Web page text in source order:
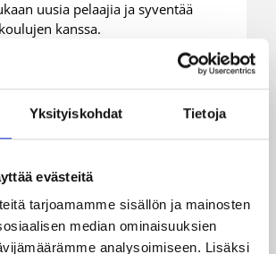
Yksityiskohdat Tietoja
evästeitä
tarjoamamme sisällön ja mainosten
median ominaisuuksien
analysoimiseen. Lisäksi
uusia pelaajia ja syventää
kanssa.